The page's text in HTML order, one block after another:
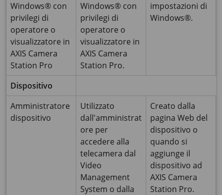
Windows® con
privilegi di
operatore o
visualizzatore in
AXIS Camera
Station Pro
Windows® con
privilegi di
operatore o
visualizzatore in
AXIS Camera
Station Pro.
impostazioni di
Windows®.
Dispositivo
Amministratore
dispositivo
Utilizzato
dall'amministrat
ore per
accedere alla
telecamera dal
Video
Management
System o dalla
Creato dalla
pagina Web del
dispositivo o
quando si
aggiunge il
dispositivo ad
AXIS Camera
Station Pro.